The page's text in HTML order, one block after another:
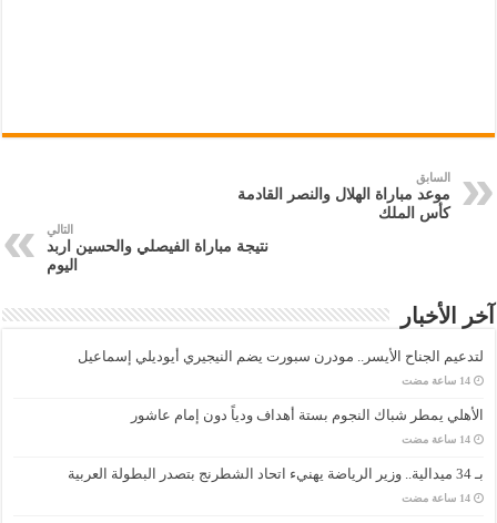
السابق
موعد مباراة الهلال والنصر القادمة
كأس الملك
التالي
نتيجة مباراة الفيصلي والحسين اربد
اليوم
آخر الأخبار
لتدعيم الجناح الأيسر.. مودرن سبورت يضم النيجيري أيوديلي إسماعيل
‏14 ساعة مضت
الأهلي يمطر شباك النجوم بستة أهداف ودياً دون إمام عاشور
‏14 ساعة مضت
بـ 34 ميدالية.. وزير الرياضة يهنيء اتحاد الشطرنج بتصدر البطولة العربية
‏14 ساعة مضت